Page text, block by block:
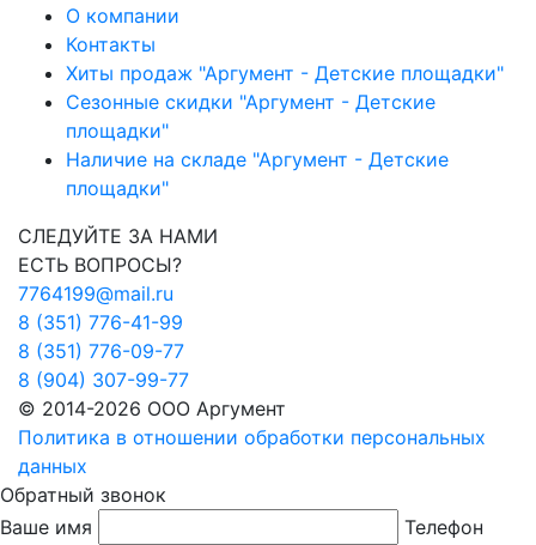
О компании
Контакты
Хиты продаж "Аргумент - Детские площадки"
Сезонные скидки "Аргумент - Детские
площадки"
Наличие на складе "Аргумент - Детские
площадки"
СЛЕДУЙТЕ ЗА НАМИ
ЕСТЬ ВОПРОСЫ?
7764199@mail.ru
8 (351) 776-41-99
8 (351) 776-09-77
8 (904) 307-99-77
© 2014-2026 ООО Аргумент
Политика в отношении обработки персональных
данных
Обратный звонок
Ваше имя
Телефон